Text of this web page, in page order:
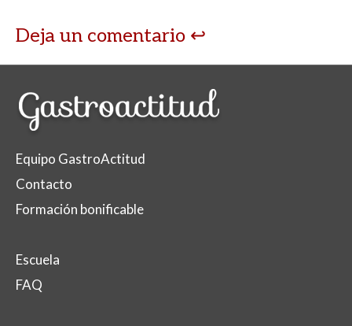
Deja un comentario
Equipo GastroActitud
Contacto
Formación bonificable
Escuela
FAQ